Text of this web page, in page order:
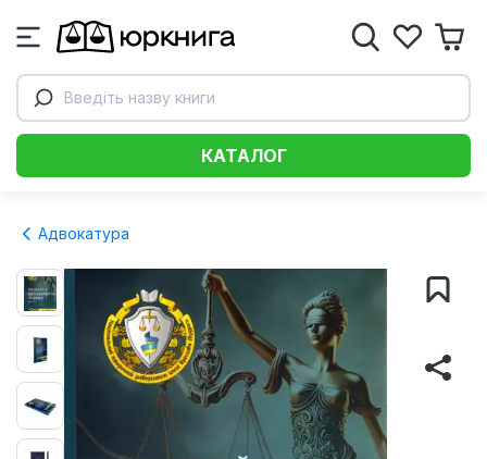
Введіть назву книги
КАТАЛОГ
Адвокатура